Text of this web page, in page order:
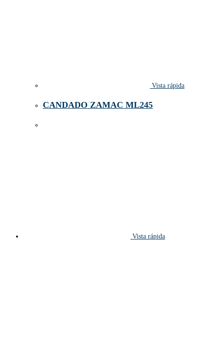
Vista rápida
CANDADO ZAMAC ML245
Vista rápida